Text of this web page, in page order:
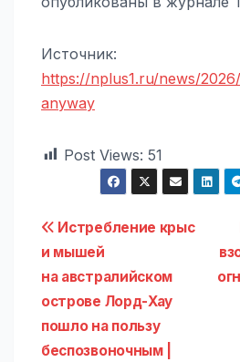
Источник:
https://nplus1.ru/news/
anyway
Post Views: 51
Навигация
по
записям
Истребление крыс
и мышей
на австралийском
острове Лорд-Хау
пошло на пользу
беспозвоночным |